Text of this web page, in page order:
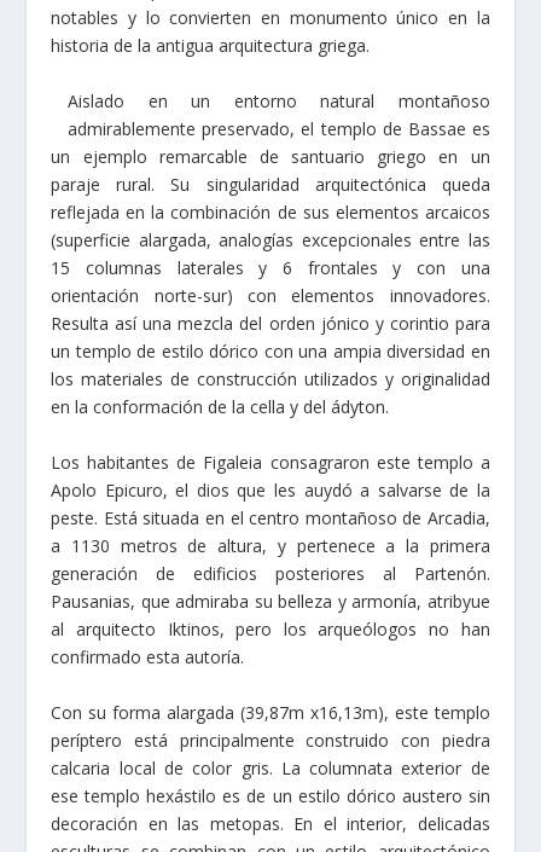
notables y lo convierten en monumento único en la
historia de la antigua arquitectura griega.
Aislado en un entorno natural montañoso
admirablemente preservado, el templo de Bassae es
un ejemplo remarcable de santuario griego en un
paraje rural. Su singularidad arquitectónica queda
reflejada en la combinación de sus elementos arcaicos
(superficie alargada, analogías excepcionales entre las
15 columnas laterales y 6 frontales y con una
orientación norte-sur) con elementos innovadores.
Resulta así una mezcla del orden jónico y corintio para
un templo de estilo dórico con una ampia diversidad en
los materiales de construcción utilizados y originalidad
en la conformación de la cella y del ádyton.
Los habitantes de Figaleia consagraron este templo a
Apolo Epicuro, el dios que les auydó a salvarse de la
peste. Está situada en el centro montañoso de Arcadia,
a 1130 metros de altura, y pertenece a la primera
generación de edificios posteriores al Partenón.
Pausanias, que admiraba su belleza y armonía, atribyue
al arquitecto Iktinos, pero los arqueólogos no han
confirmado esta autoría.
Con su forma alargada (39,87m x16,13m), este templo
períptero está principalmente construido con piedra
calcaria local de color gris. La columnata exterior de
ese templo hexástilo es de un estilo dórico austero sin
decoración en las metopas. En el interior, delicadas